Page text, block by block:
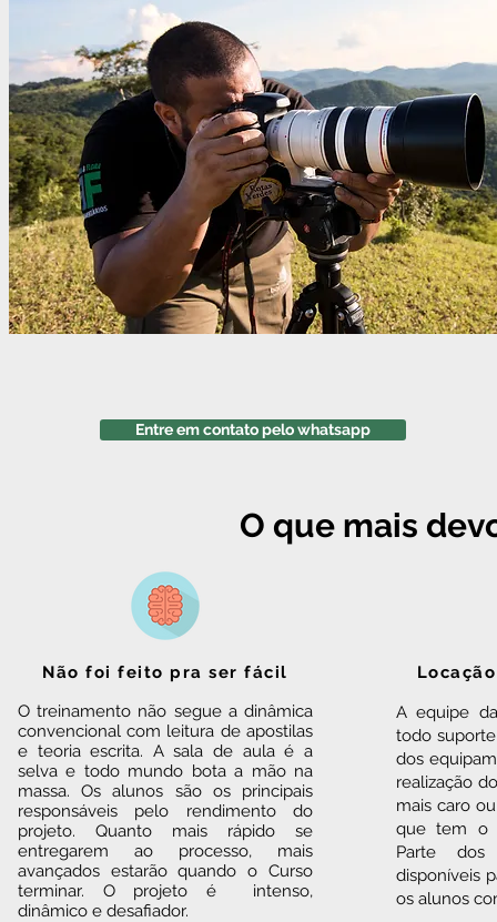
Entre em contato pelo whatsapp
O que mais
Não foi feito pra ser fácil
O treinamento não segue a dinâmica
convencional com leitura de apostilas
e teoria escrita. A sala de aula é a
selva e todo mundo bota a mão na
massa. Os alunos são os principais
responsáveis pelo rendimento do
projeto. Quanto mais rápido se
entregarem ao processo, mais
avançados estarão quando o Curso
terminar. O projeto é intenso,
dinâmico e desafiador.
A equipe
todo
dos
realização
mais caro
que tem o
Parte
disponíveis
os alunos